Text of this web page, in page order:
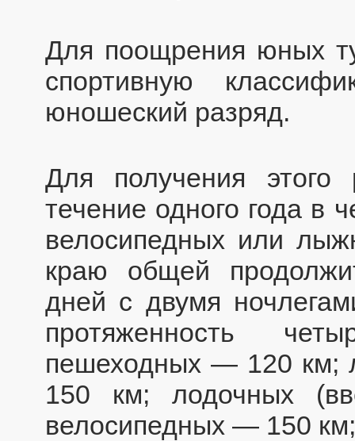
Для поощрения юных
спортивную
юношеский разряд.
Для получения этого
течение одного года в
велосипедных или
краю общей
дней с двумя
протяженность
пешеходных — 120 км;
150 км; лодочных
велосипедных — 150